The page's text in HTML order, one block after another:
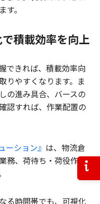
お
。
積載効率を向上
できれば、積載効率向
りやすくなります。ま
の進み具合、バースの
認すれば、作業配置の
ーション』 は、物流倉
務、荷待ち・荷役作業
る時間帯でも、可視化